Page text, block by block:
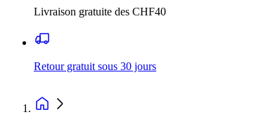
Livraison gratuite des CHF40
Retour gratuit sous 30 jours